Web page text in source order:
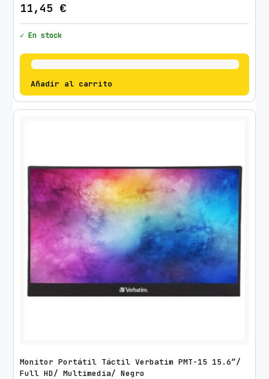
11,45 €
✓ En stock
Añadir al carrito
Monitor Portátil Táctil Verbatim PMT-15 15.6″/
Full HD/ Multimedia/ Negro